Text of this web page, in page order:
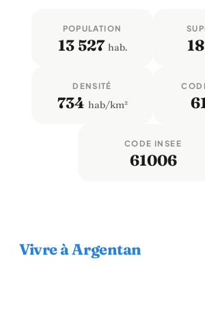
POPULATION
13 527 hab.
DENSITÉ
734 hab/km²
CODE INSEE
61006
Vivre à Argentan